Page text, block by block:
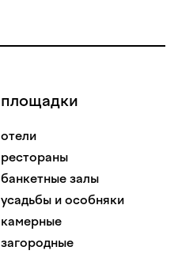
площадки
отели
рестораны
банкетные залы
усадьбы и особняки
камерные
загородные